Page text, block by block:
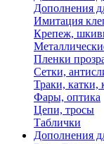
Дополнения
Имитация
Крепеж,
Пленки
Сетки,
Траки, катки,
Фары, оптика
Цепи, тросы
Таблички
Дополнения